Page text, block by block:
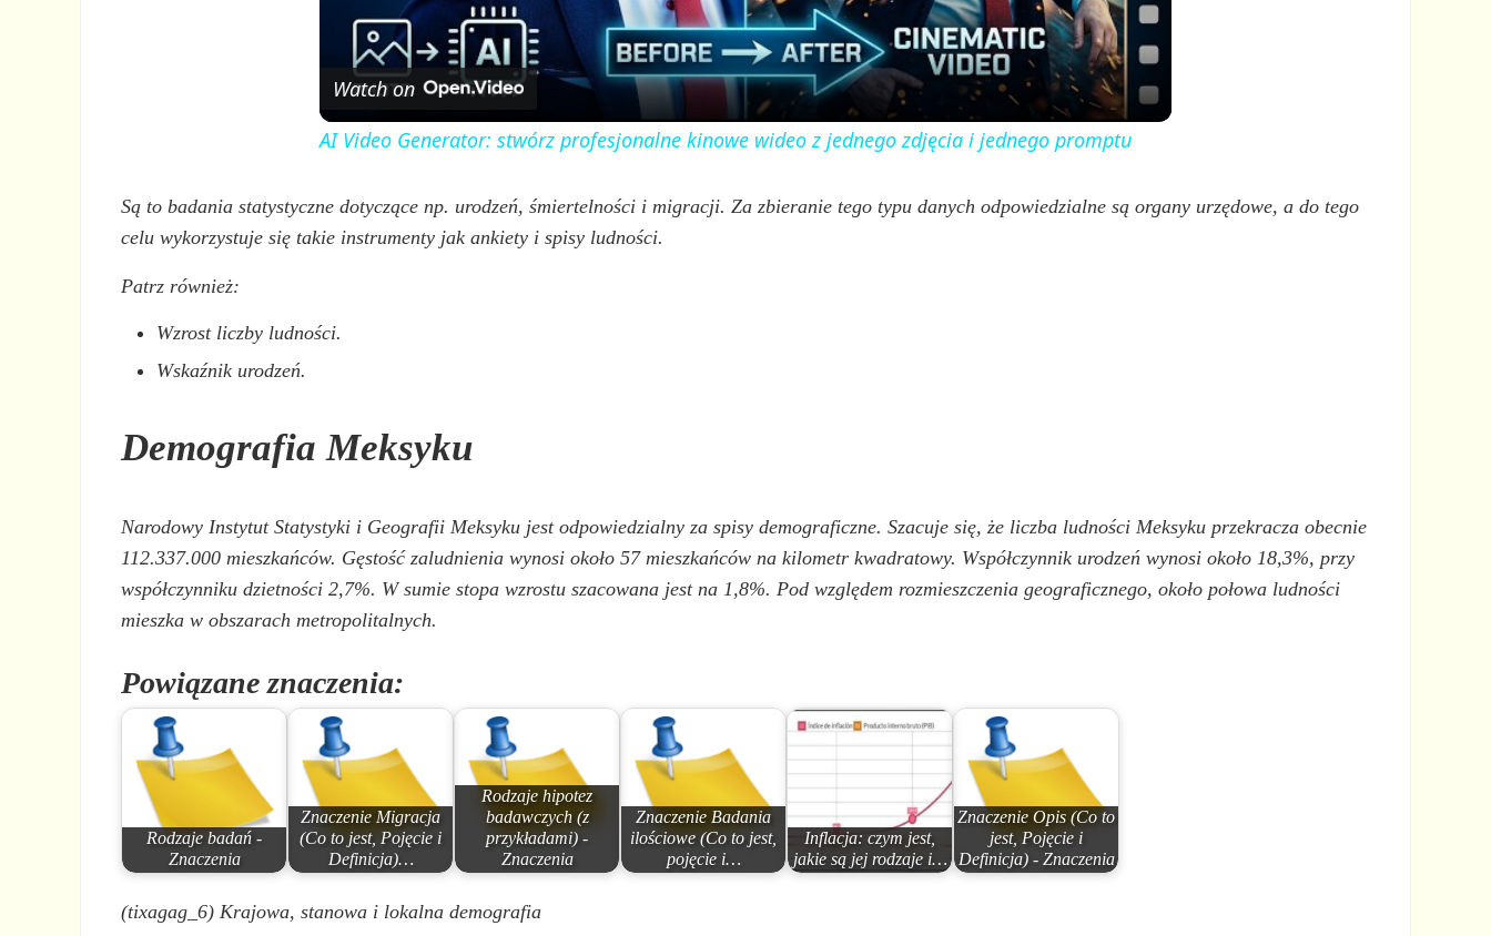
a
y
Watch on
AI Video Generator: stwórz profesjonalne kinowe wideo z jednego zdjęcia i jednego promptu
Są to badania statystyczne dotyczące np. urodzeń, śmiertelności i migracji. Za zbieranie tego typu danych odpowiedzialne są organy urzędowe, a do tego
celu wykorzystuje się takie instrumenty jak ankiety i spisy ludności.
Patrz również:
Wzrost liczby ludności.
Wskaźnik urodzeń.
Demografia Meksyku
Narodowy Instytut Statystyki i Geografii Meksyku jest odpowiedzialny za spisy demograficzne. Szacuje się, że liczba ludności Meksyku przekracza obecnie
112.337.000 mieszkańców. Gęstość zaludnienia wynosi około 57 mieszkańców na kilometr kwadratowy. Współczynnik urodzeń wynosi około 18,3%, przy
współczynniku dzietności 2,7%. W sumie stopa wzrostu szacowana jest na 1,8%. Pod względem rozmieszczenia geograficznego, około połowa ludności
mieszka w obszarach metropolitalnych.
Powiązane znaczenia:
Rodzaje badań -
Znaczenia
Znaczenie Migracja
(Co to jest, Pojęcie i
Definicja)…
Rodzaje hipotez
badawczych (z
przykładami) -
Znaczenia
Znaczenie Badania
ilościowe (Co to jest,
pojęcie i…
Inflacja: czym jest,
jakie są jej rodzaje i…
Znaczenie Opis (Co to
jest, Pojęcie i
Definicja) - Znaczenia
(tixagag_6) Krajowa, stanowa i lokalna demografia